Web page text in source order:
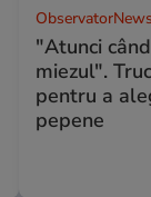
"Atunci
miezul".
pentru a
pepene